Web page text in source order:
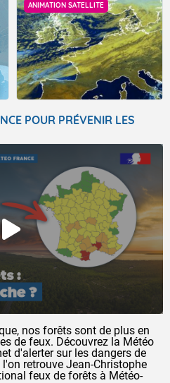
ANIMATION SATELLITE
POUR PRÉVENIR LES
nos forêts sont de plus en
de feux. Découvrez la Météo
d'alerter sur les dangers de
retrouve Jean-Christophe
feux de forêts à Météo-